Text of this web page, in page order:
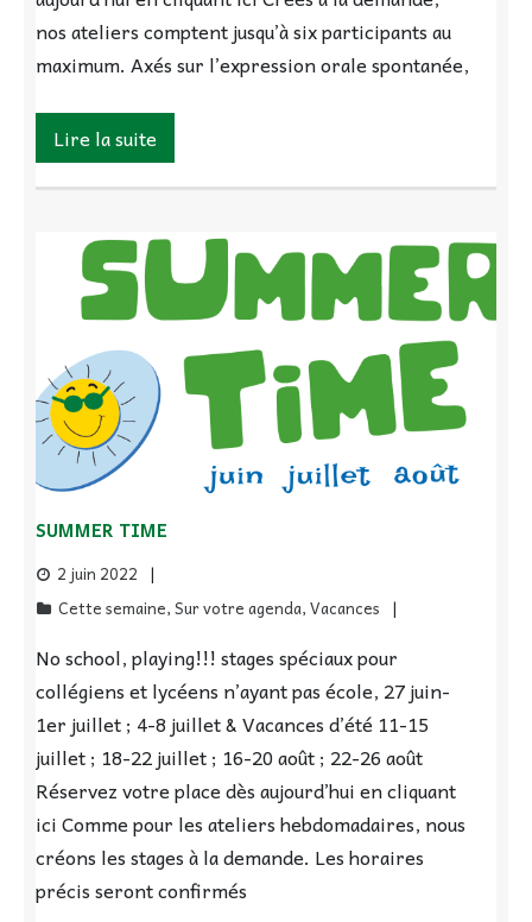
nos ateliers comptent jusqu’à six participants au
maximum. Axés sur l’expression orale spontanée,
Lire la suite
SUMMER TIME
2 juin 2022
Cette semaine,Sur votre agenda,Vacances
No school, playing!!! stages spéciaux pour
collégiens et lycéens n’ayant pas école, 27 juin-
1er juillet ; 4-8 juillet & Vacances d’été 11-15
juillet ; 18-22 juillet ; 16-20 août ; 22-26 août
Réservez votre place dès aujourd’hui en cliquant
ici Comme pour les ateliers hebdomadaires, nous
créons les stages à la demande. Les horaires
précis seront confirmés